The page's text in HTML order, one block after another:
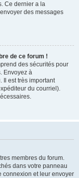
Ce dernier a la
des messages
de ce forum !
des sécurités pour
Envoyez à
Il est très important
du courriel).
membres du forum.
dans votre panneau
connexion et leur envoyer